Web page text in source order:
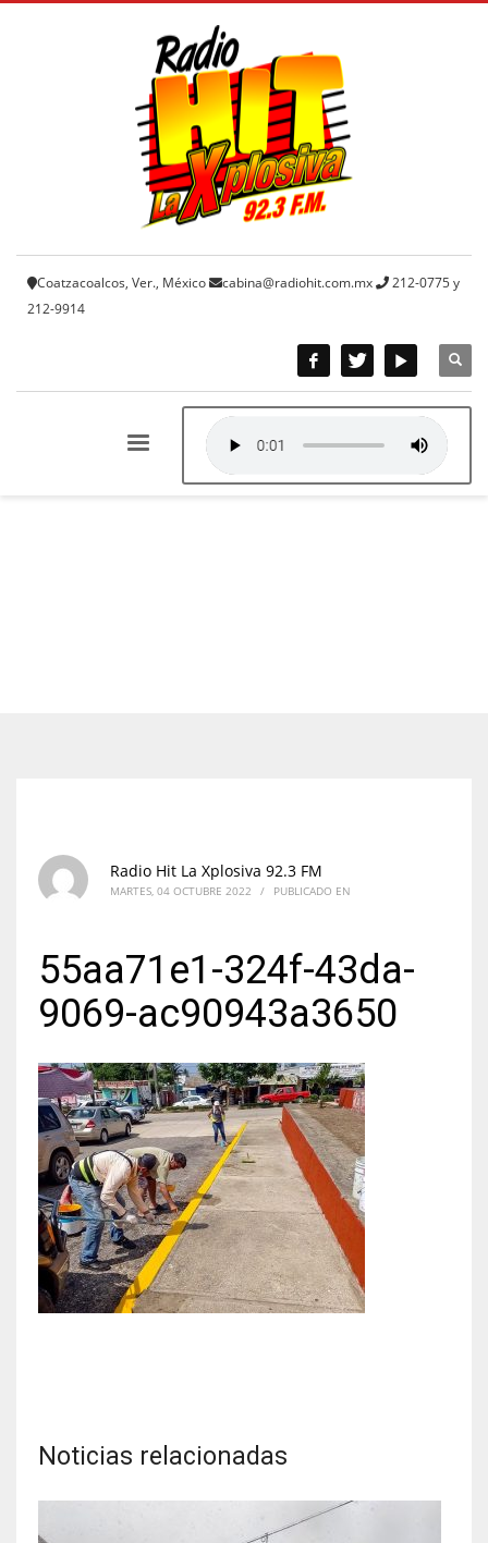
Coatzacoalcos, Ver., México cabina@radiohit.com.mx
212-0775 y
212-9914
Radio Hit La Xplosiva 92.3 FM
MARTES, 04 OCTUBRE 2022 / PUBLICADO EN
55aa71e1-324f-43da-
9069-ac90943a3650
Noticias relacionadas